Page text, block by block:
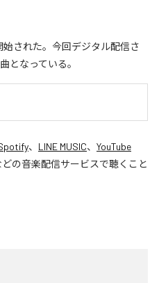
始された。今回デジタル配信さ
となっている。
、 LINE MUSIC、 YouTube
どの音楽配信サービスで聴くこと